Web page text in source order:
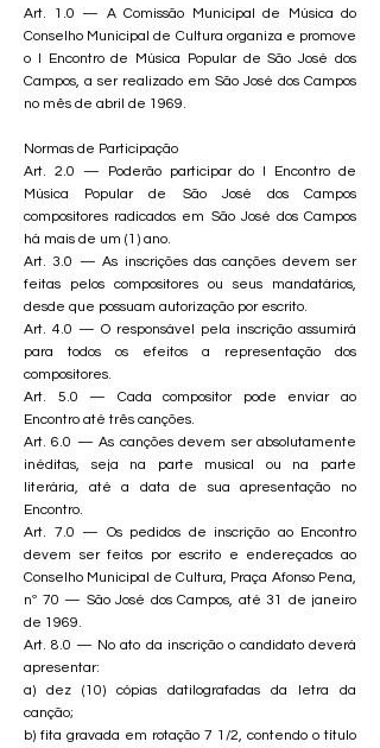
Art. 1.0 — A Comissão Municipal de Música do
Conselho Municipal de Cultura organiza e promove
o I Encontro de Música Popular de São José dos
Campos, a ser realizado em São José dos Campos
no mês de abril de 1969.
Normas de Participação
Art. 2.0 — Poderão participar do I Encontro de
Música Popular de São José dos Campos
compositores radicados em São José dos Campos
há mais de um (1) ano.
Art. 3.0 — As inscrições das canções devem ser
feitas pelos compositores ou seus mandatários,
desde que possuam autorização por escrito.
Art. 4.0 — O responsável pela inscrição assumirá
para todos os efeitos a representação dos
compositores.
Art. 5.0 — Cada compositor pode enviar ao
Encontro até três canções.
Art. 6.0 — As canções devem ser absolutamente
inéditas, seja na parte musical ou na parte
literária, até a data de sua apresentação no
Encontro.
Art. 7.0 — Os pedidos de inscrição ao Encontro
devem ser feitos por escrito e endereçados ao
Conselho Municipal de Cultura, Praça Afonso Pena,
nº 70 — São José dos Campos, até 31 de janeiro
de 1969.
Art. 8.0 — No ato da inscrição o candidato deverá
apresentar:
a) dez (10) cópias datilografadas da letra da
canção;
b) fita gravada em rotação 7 1/2, contendo o título